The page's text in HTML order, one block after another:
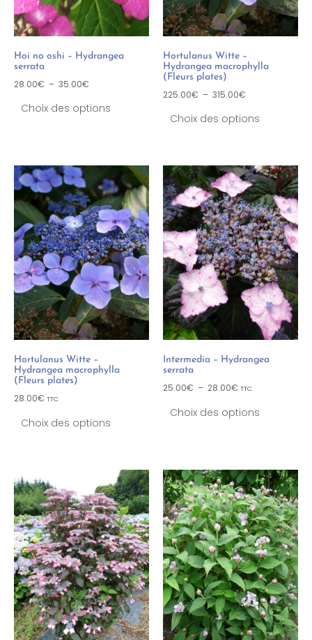
Hoi no oshi – Hydrangea
serrata
28.00€ – 35.00€
Choix des options
Hortulanus Witte –
Hydrangea macrophylla
(Fleurs plates)
225.00€ – 315.00€
Choix des options
Hortulanus Witte –
Hydrangea macrophylla
(Fleurs plates)
28.00€ TTC
Choix des options
Intermedia – Hydrangea
serrata
25.00€ – 28.00€ TTC
Choix des options